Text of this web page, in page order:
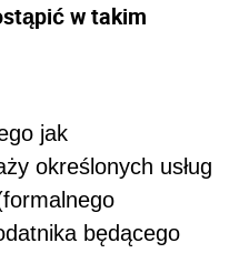
w takim
jak
określonych usług
będącego